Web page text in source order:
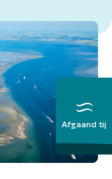
Afgaand tij